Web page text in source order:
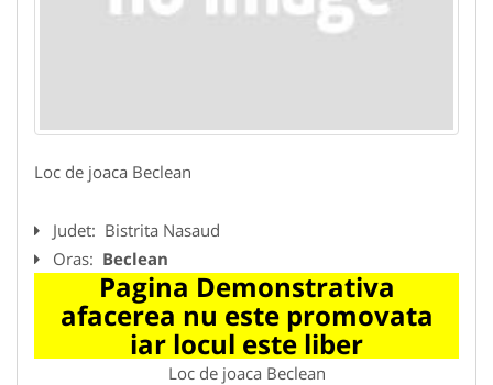
Loc de joaca Beclean
Judet: Bistrita Nasaud
Oras: Beclean
Pagina Demonstrativa
afacerea nu este promovata
iar locul este liber
Loc de joaca Beclean